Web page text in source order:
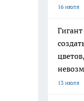
16 июля
13 июля